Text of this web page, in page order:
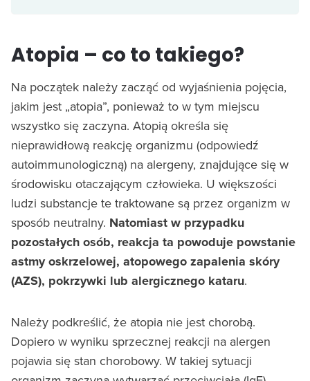
Atopia – co to takiego?
Na początek należy zacząć od wyjaśnienia pojęcia,
jakim jest „atopia”, ponieważ to w tym miejscu
wszystko się zaczyna. Atopią określa się
nieprawidłową reakcję organizmu (odpowiedź
autoimmunologiczną) na alergeny, znajdujące się w
środowisku otaczającym człowieka. U większości
ludzi substancje te traktowane są przez organizm w
sposób neutralny. Natomiast w przypadku
pozostałych osób, reakcja ta powoduje powstanie
astmy oskrzelowej, atopowego zapalenia skóry
(AZS), pokrzywki lub alergicznego kataru.
Należy podkreślić, że atopia nie jest chorobą.
Dopiero w wyniku sprzecznej reakcji na alergen
pojawia się stan chorobowy. W takiej sytuacji